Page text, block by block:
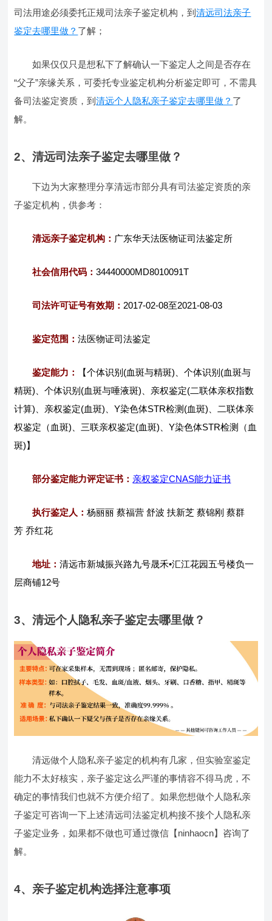
司法用途必须委托正规司法亲子鉴定机构，到清远司法亲子
鉴定去哪里做？ 了解；
如果仅仅只是想私下了解确认一下鉴定人之间是否存在
“父子”亲缘关系，可委托专业鉴定机构分析鉴定即可，不需具
备司法鉴定资质，到清远个人隐私亲子鉴定去哪里做？ 了
解。
2、清远司法亲子鉴定去哪里做？
下边为大家整理分享清远市部分具有司法鉴定资质的亲
子鉴定机构，供参考：
清远亲子鉴定机构： 广东华天法医物证司法鉴定所
社会信用代码：34440000MD8010091T
司法许可证号有效期： 2017-02-08至2021-08-03
鉴定范围：法医物证司法鉴定
鉴定能力：
【个体识别(血斑与精斑)、个体识别(血斑与
精斑)、个体识别(血斑与唾液斑)、亲权鉴定(二联体亲权指数
计算)、亲权鉴定(血斑)、Y染色体STR检测(血斑)、二联体亲
权鉴定（血斑)、三联亲权鉴定(血斑)、Y染色体STR检测（血
斑)】
部分鉴定能力评定证书： 亲权鉴定CNAS能力证书
执行鉴定人：杨丽丽 蔡福营 舒波 扶新芝 蔡锦刚 蔡群
芳 乔红花
地址：清远市新城振兴路九号晟禾•汇江花园五号楼负一
层商铺12号
3、清远个人隐私亲子鉴定去哪里做？
清远做个人隐私亲子鉴定的机构有几家，但实验室鉴定
能力不太好核实，亲子鉴定这么严谨的事情容不得马虎，不
确定的事情我们也就不方便介绍了。如果您想做个人隐私亲
子鉴定可咨询一下上述清远司法鉴定机构接不接个人隐私亲
子鉴定业务，如果都不做也可通过微信【ninhaocn】咨询了
解。
4、亲子鉴定机构选择注意事项